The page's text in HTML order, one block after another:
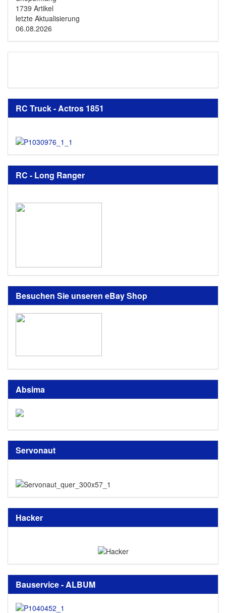
1739 Artikel
letzte Aktualisierung
06.08.2026
RC Truck - Actros 1851
RC - Long Ranger
Besuchen Sie unseren eBay Shop
Absima
Servonaut
Hacker
Bauservice - ALBUM